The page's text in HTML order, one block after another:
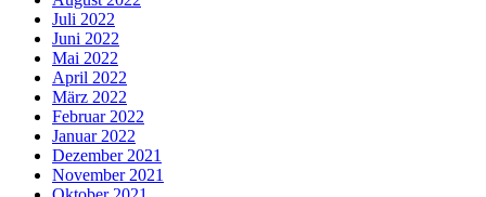
Juli 2022
Juni 2022
Mai 2022
April 2022
März 2022
Februar 2022
Januar 2022
Dezember 2021
November 2021